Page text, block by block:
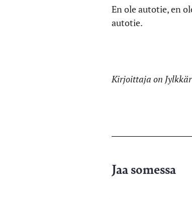
En ole autotie, en
autotie.
Kirjoittaja on
Jaa somessa